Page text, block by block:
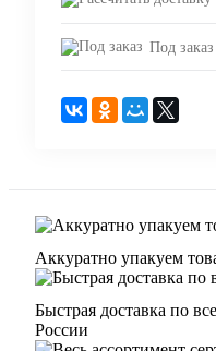
Под заказ
Аккуратно упакуем
Быстрая доставка по
России